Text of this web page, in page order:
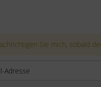
Sie mich, sobald